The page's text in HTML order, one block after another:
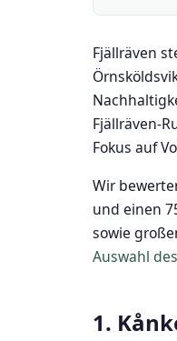
Fjällräven
Fjällräven-
Fokus auf
Wir
und einen
sowie
Auswahl
1.